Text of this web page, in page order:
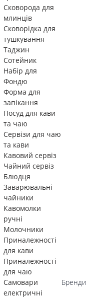
Сковорода для
млинців
Сковорідка для
тушкування
Таджин
Сотейник
Набір для
Фондю
Форма для
запікання
Посуд для кави
та чаю
Сервізи для чаю
та кави
Кавовий сервіз
Чайний сервіз
Блюдця
Заварювальні
чайники
Кавомолки
ручні
Молочники
Приналежності
для кави
Приналежності
для чаю
Самовари
електричні
Бренди